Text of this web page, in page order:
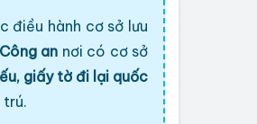
điều hành cơ sở lưu
an nơi có cơ sở
giấy tờ đi lại quốc
trú.